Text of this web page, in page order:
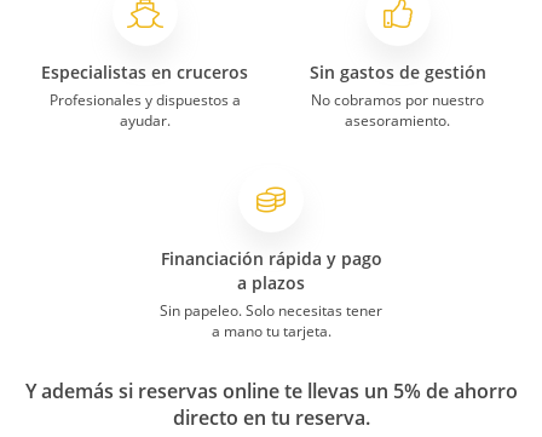
Especialistas en cruceros
Profesionales y dispuestos a
ayudar.
Sin gastos de gestión
No cobramos por nuestro
asesoramiento.
Financiación rápida y pago
a plazos
Sin papeleo. Solo necesitas tener
a mano tu tarjeta.
Y además si reservas online te llevas un 5% de ahorro
directo en tu reserva.